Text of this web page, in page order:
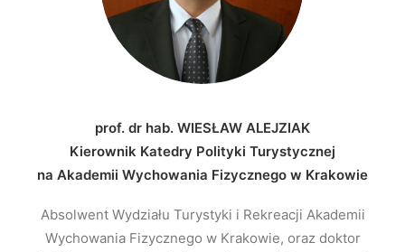
prof. dr hab. WIESŁAW ALEJZIAK
Kierownik Katedry Polityki Turystycznej
na Akademii Wychowania Fizycznego w Krakowie
Absolwent Wydziału Turystyki i Rekreacji Akademii
Wychowania Fizycznego w Krakowie, oraz doktor